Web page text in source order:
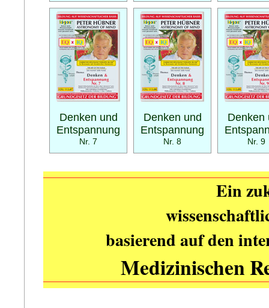
Denken und
Entspannung
Nr. 7
Denken und
Entspannung
Nr. 8
Denken
Nr. 9
Ein
basierend auf den
Medizinischen